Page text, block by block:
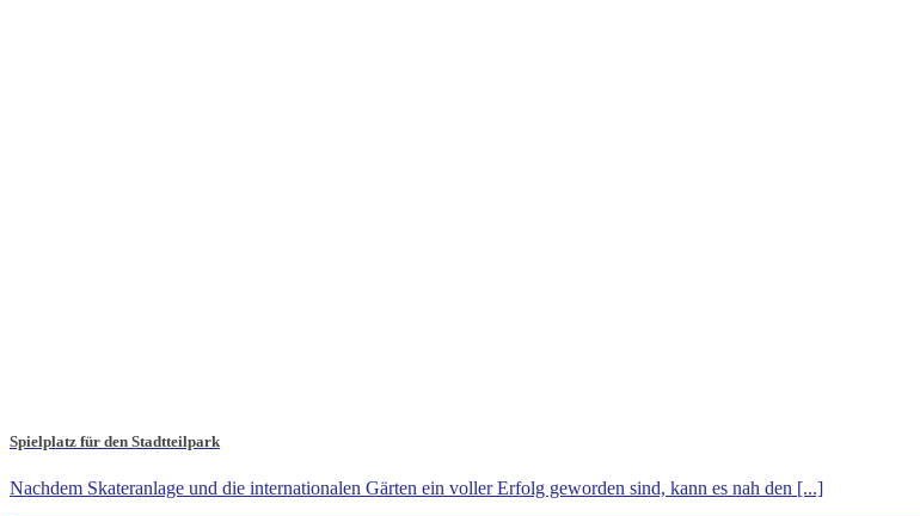
Spielplatz für den Stadtteilpark
Nachdem Skateranlage und die internationalen Gärten ein voller Erfolg geworden sind, kann es nah den [...]